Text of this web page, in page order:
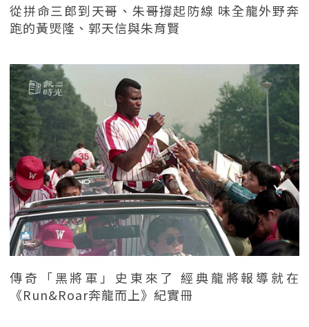
從拼命三郎到天哥、朱哥撐起防線 味全龍外野奔
跑的黃煚隆、郭天信與朱育賢
傳奇「黑將軍」史東來了 經典龍將報導就在
《Run&Roar奔龍而上》紀實冊